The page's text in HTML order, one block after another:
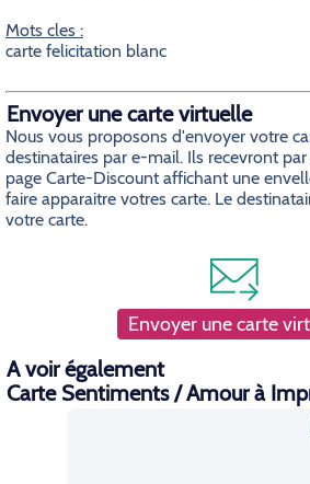
Mots cles :
carte felicitation blanc
Envoyer une carte virtuelle
Nous vous proposons d'envoyer votre
destinataires par e-mail. Ils recevront
page Carte-Discount affichant une
faire apparaitre votres carte. Le
votre carte.
Envoyer une carte
A voir également
Carte Sentiments / Amour à